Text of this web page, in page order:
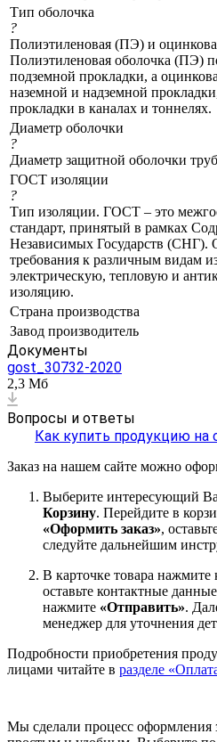
Тип оболочка
?
Полиэтиленовая (ПЭ) и
Полиэтиленовая оболочка (ПЭ)
подземной прокладки, а
наземной и надземной
прокладки в каналах и тоннелях.
Диаметр оболочки
?
Диаметр защитной оболочки
ГОСТ изоляции
?
Тип изоляции. ГОСТ – это
стандарт, принятый в рамках
Независимых Государств (СНГ).
требования к различным видам
электрическую, тепловую и
изоляцию.
Страна производства
Завод производитель
Документы
gost_30732-2020
2,3 Мб
Вопросы и ответы
Как купить продукцию на
Заказ на нашем сайте можно
Выберите интересующий
Корзину. Перейдите в
«Оформить заказ»,
следуйте дальнейшим
В карточке товара нажмите
оставьте контактные
нажмите «Отправить».
менеджер для уточнения
Подробности приобретения
лицами читайте в разделе
Мы сделали процесс оформления